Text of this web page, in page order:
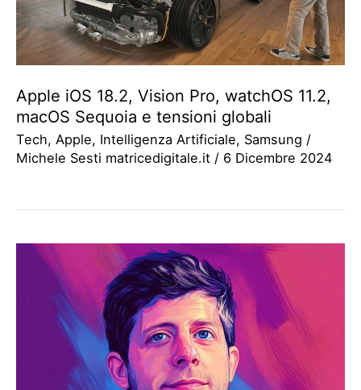
Apple iOS 18.2, Vision Pro, watchOS 11.2,
macOS Sequoia e tensioni globali
Tech, Apple, Intelligenza Artificiale, Samsung /
Michele Sesti matricedigitale.it / 6 Dicembre 2024